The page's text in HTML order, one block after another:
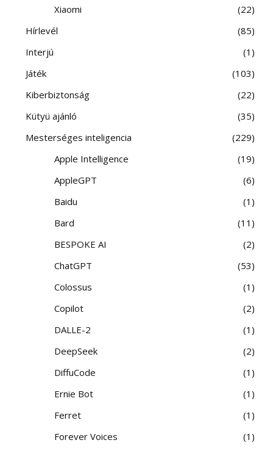
Xiaomi
22
Hírlevél
85
Interjú
1
Játék
103
Kiberbiztonság
22
Kütyü ajánló
35
Mesterséges inteligencia
229
Apple Intelligence
19
AppleGPT
6
Baidu
1
Bard
11
BESPOKE AI
2
ChatGPT
53
Colossus
1
Copilot
2
DALLE-2
1
DeepSeek
2
DiffuCode
1
Ernie Bot
1
Ferret
1
Forever Voices
1